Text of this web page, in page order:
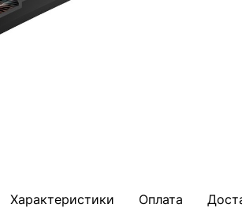
Характеристики Оплата